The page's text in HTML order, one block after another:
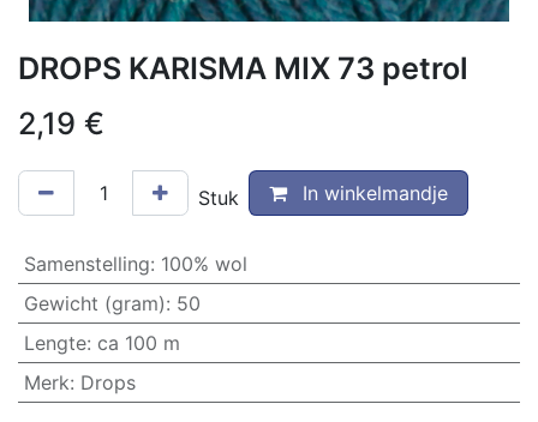
DROPS KARISMA MIX 73 petrol
2,19 €
Stuk In winkelmandje
Samenstelling: 100% wol
Gewicht (gram): 50
Lengte: ca 100 m
Merk: Drops